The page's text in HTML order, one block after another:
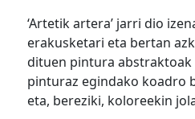
‘Artetik artera’ jarri dio
erakusketari eta bertan
dituen pintura
pinturaz egindako koadro
eta, bereziki, koloreekin